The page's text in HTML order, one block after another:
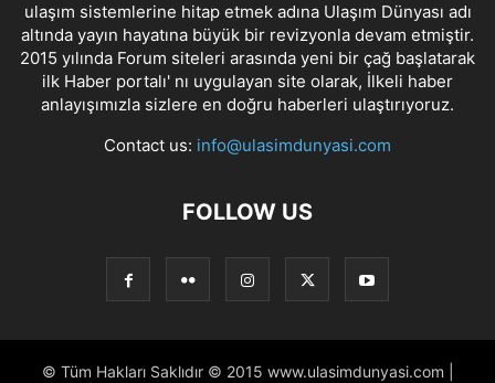
ulaşım sistemlerine hitap etmek adına Ulaşım Dünyası adı
altında yayın hayatına büyük bir revizyonla devam etmiştir.
2015 yılında Forum siteleri arasında yeni bir çağ başlatarak
ilk Haber portalı' nı uygulayan site olarak, İlkeli haber
anlayışımızla sizlere en doğru haberleri ulaştırıyoruz.
Contact us: info@ulasimdunyasi.com
FOLLOW US
© Tüm Hakları Saklıdır © 2015 www.ulasimdunyasi.com |